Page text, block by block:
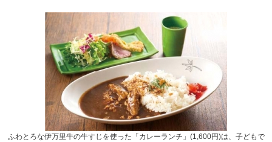
ふわとろな伊万里牛の牛すじを使った「カレーランチ」(1,600円)は、子どもで